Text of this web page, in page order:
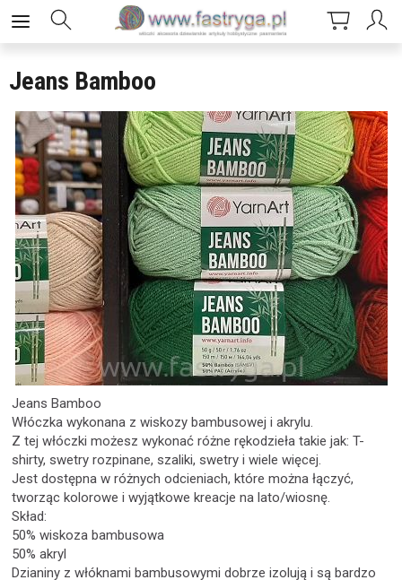
Jeans Bamboo
Jeans Bamboo
Włóczka wykonana z wiskozy bambusowej i akrylu.
Z tej włóczki możesz wykonać różne rękodzieła takie jak: T-
shirty, swetry rozpinane, szaliki, swetry i wiele więcej.
Jest dostępna w różnych odcieniach, które można łączyć,
tworząc kolorowe i wyjątkowe kreacje na lato/wiosnę.
Skład:
50% wiskoza bambusowa
50% akryl
Dzianiny z włóknami bambusowymi dobrze izolują i są bardzo